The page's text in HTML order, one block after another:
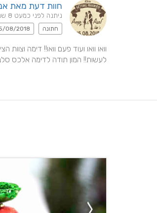
חוות דעת מאת
ניתנה לפני כמעט 8 שנים
חתונה 08/2018
לעשות!! המון תודה לדימה אלכס